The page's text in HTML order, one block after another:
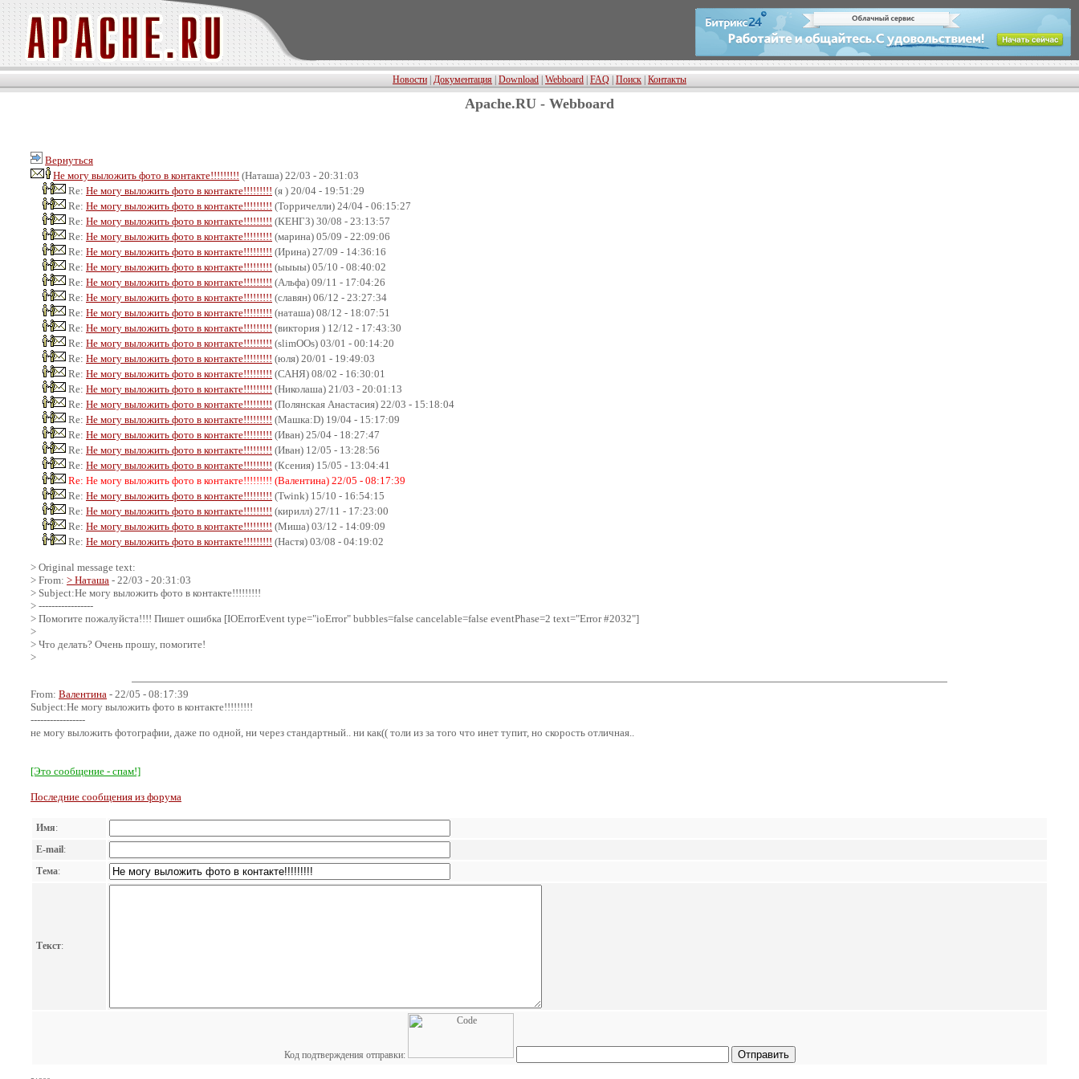
Новости Документация Download Webboard FAQ Поиск Контакты
Apache.RU - Webboard
Вернуться
Не могу выложить фото в контакте!!!!!!!!! (Наташа) 22/03 - 20:31:03
Re: Не могу выложить фото в контакте!!!!!!!!! (я ) 20/04 - 19:51:29
Re: Не могу выложить фото в контакте!!!!!!!!! (Торричелли) 24/04 - 06:15:27
Re: Не могу выложить фото в контакте!!!!!!!!! (КЕНГЗ) 30/08 - 23:13:57
Re: Не могу выложить фото в контакте!!!!!!!!! (марина) 05/09 - 22:09:06
Re: Не могу выложить фото в контакте!!!!!!!!! (Ирина) 27/09 - 14:36:16
Re: Не могу выложить фото в контакте!!!!!!!!! (ыыыы) 05/10 - 08:40:02
Re: Не могу выложить фото в контакте!!!!!!!!! (Альфа) 09/11 - 17:04:26
Re: Не могу выложить фото в контакте!!!!!!!!! (славян) 06/12 - 23:27:34
Re: Не могу выложить фото в контакте!!!!!!!!! (наташа) 08/12 - 18:07:51
Re: Не могу выложить фото в контакте!!!!!!!!! (виктория ) 12/12 - 17:43:30
Re: Не могу выложить фото в контакте!!!!!!!!! (slimOOs) 03/01 - 00:14:20
Re: Не могу выложить фото в контакте!!!!!!!!! (юля) 20/01 - 19:49:03
Re: Не могу выложить фото в контакте!!!!!!!!! (САНЯ) 08/02 - 16:30:01
Re: Не могу выложить фото в контакте!!!!!!!!! (Николаша) 21/03 - 20:01:13
Re: Не могу выложить фото в контакте!!!!!!!!! (Полянская Анастасия) 22/03 - 15:18:04
Re: Не могу выложить фото в контакте!!!!!!!!! (Машка:D) 19/04 - 15:17:09
Re: Не могу выложить фото в контакте!!!!!!!!! (Иван) 25/04 - 18:27:47
Re: Не могу выложить фото в контакте!!!!!!!!! (Иван) 12/05 - 13:28:56
Re: Не могу выложить фото в контакте!!!!!!!!! (Ксения) 15/05 - 13:04:41
Re: Не могу выложить фото в контакте!!!!!!!!! (Валентина) 22/05 - 08:17:39
Re: Не могу выложить фото в контакте!!!!!!!!! (Twink) 15/10 - 16:54:15
Re: Не могу выложить фото в контакте!!!!!!!!! (кирилл) 27/11 - 17:23:00
Re: Не могу выложить фото в контакте!!!!!!!!! (Миша) 03/12 - 14:09:09
Re: Не могу выложить фото в контакте!!!!!!!!! (Настя) 03/08 - 04:19:02
> Original message text:
> From: > Наташа - 22/03 - 20:31:03
> Subject:Не могу выложить фото в контакте!!!!!!!!!
> -----------------
> Помогите пожалуйста!!!! Пишет ошибка [IOErrorEvent type="ioError" bubbles=false cancelable=false eventPhase=2 text="Error #2032"]
>
> Что делать? Очень прошу, помогите!
>
From: Валентина - 22/05 - 08:17:39
Subject:Не могу выложить фото в контакте!!!!!!!!!
-----------------
не могу выложить фотографии, даже по одной, ни через стандартный.. ни как(( толи из за того что инет тупит, но скорость отличная..
[Это сообщение - спам!]
Последние сообщения из форума
Имя:
E-mail:
Тема:
Текст:
Код подтверждения отправки: